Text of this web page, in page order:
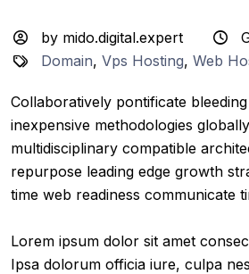
by mido.digital.expert
Domain,Vps Hosting,Web
Collaboratively pontificate
inexpensive methodologies
multidisciplinary compatible
repurpose leading edge growth
time web readiness communicate
Lorem ipsum dolor sit amet
Ipsa dolorum officia iure, culpa